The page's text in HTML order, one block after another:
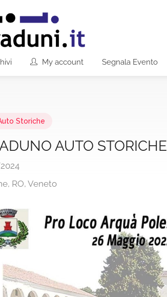
My account Segnala Evento
Storiche
AUTO STORICHE
RO, Veneto